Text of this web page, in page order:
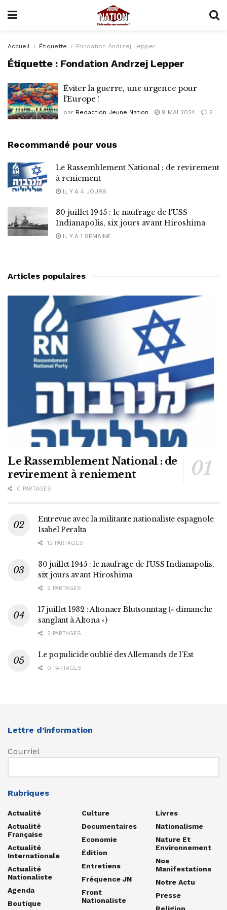
Accueil Étiquette Fondation Andrzej Lepper
Étiquette : Fondation Andrzej Lepper
Éviter la guerre, une urgence pour
l’Europe !
par Redaction Jeune Nation 9 MAI 2024 2
Recommandé pour vous
Le Rassemblement National : de revirement
à reniement
IL Y A 4 JOURS
30 juillet 1945 : le naufrage de l’USS
Indianapolis, six jours avant Hiroshima
IL Y A 1 SEMAINE
Articles populaires
Le Rassemblement National : de
revirement à reniement
0 PARTAGES
Entrevue avec la militante nationaliste espagnole
Isabel Peralta
12 PARTAGES
30 juillet 1945 : le naufrage de l’USS Indianapolis,
six jours avant Hiroshima
2 PARTAGES
17 juillet 1932 : Altonaer Blutsonntag (« dimanche
sanglant à Altona »)
2 PARTAGES
Le populicide oublié des Allemands de l’Est
0 PARTAGES
Lettre d’information
Courriel
Rubriques
Actualité
Actualité
Française
Actualité
Internationale
Actualité
Nationaliste
Agenda
Boutique
Culture
Documentaires
Economie
Édition
Entretiens
Fréquence JN
Front
Nationaliste
Livres
Nationalisme
Nature Et
Environnement
Nos
Manifestations
Notre Actu
Presse